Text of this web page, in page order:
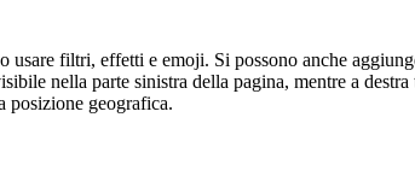
filtri, effetti e emoji. Si possono anche
nella parte sinistra della pagina, mentre a
posizione geografica.